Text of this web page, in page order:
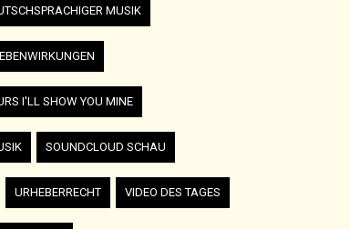
MUSIK
I'LL SHOW YOU MINE
SOUNDCLOUD SCHAU
URHEBERRECHT VIDEO DES TAGES